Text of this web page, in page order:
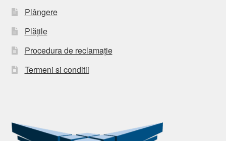
Plângere
Plățile
Procedura de reclamație
Termeni si conditii